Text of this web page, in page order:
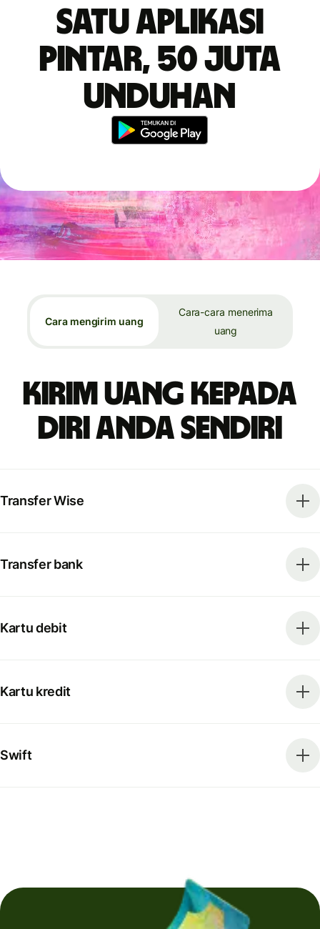
Satu aplikasi
pintar, 50 juta
unduhan
Cara mengirim uang
Cara-cara menerima
uang
Kirim uang kepada
diri Anda sendiri
Transfer Wise
Transfer bank
Kartu debit
Kartu kredit
Swift